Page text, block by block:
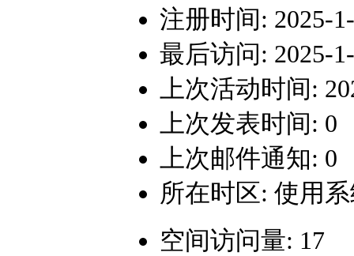
注册时间: 2025-
最后访问: 2025-
上次活动时间:
上次发表时间: 0
上次邮件通知: 0
所在时区: 使用
空间访问量: 17